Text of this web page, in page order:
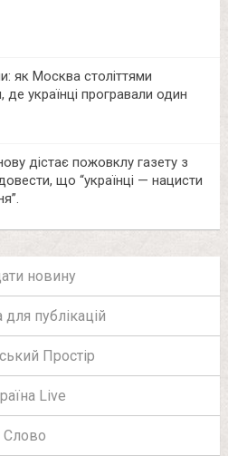
як Москва століттями
де українці програвали один
дістає пожовклу газету з
що “українці — нацисти
новину
публікацій
Простір
Live
Слово